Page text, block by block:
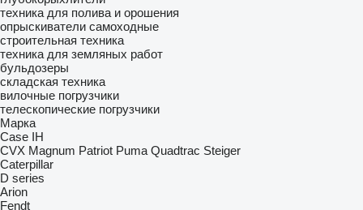
техника для полива и орошения
опрыскиватели самоходные
строительная техника
техника для земляных работ
бульдозеры
складская техника
вилочные погрузчики
телескопические погрузчики
Марка
Case IH
CVX Magnum Patriot Puma Quadtrac Steiger
Caterpillar
D series
Arion
Fendt